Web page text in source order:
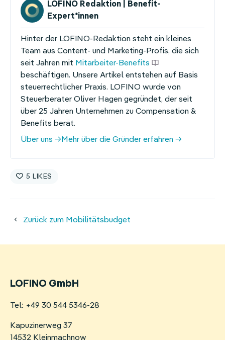
LOFINO Redaktion | Benefit-
Expert*innen
Hinter der LOFINO-Redaktion steht ein kleines
Team aus Content- und Marketing-Profis, die sich
seit Jahren mit Mitarbeiter-Benefits
beschäftigen. Unsere Artikel entstehen auf Basis
steuerrechtlicher Praxis. LOFINO wurde von
Steuerberater Oliver Hagen gegründet, der seit
über 25 Jahren Unternehmen zu Compensation &
Benefits berät.
Über uns
Mehr über die Gründer erfahren
5
Zurück zum Mobilitätsbudget
LOFINO GmbH
Tel: +49 30 544 5346-28
Kapuzinerweg 37
14532 Kleinmachnow